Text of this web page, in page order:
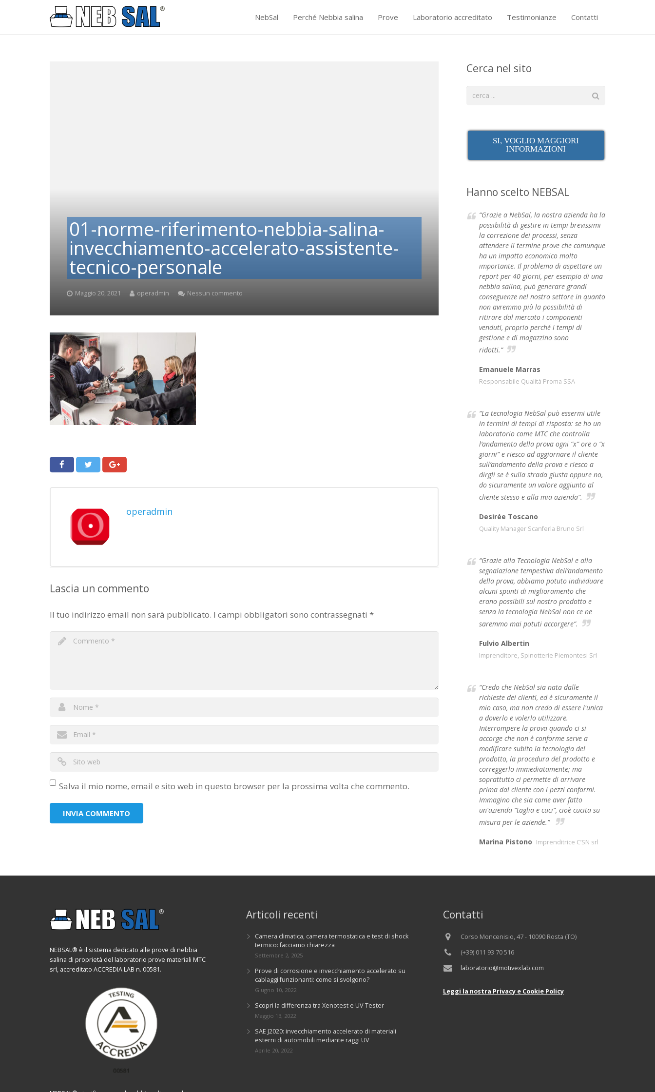
NebSal Perché Nebbia salina Prove Laboratorio accreditato Testimonianze Contatti
01-norme-riferimento-nebbia-salina-
invecchiamento-accelerato-assistente-
tecnico-personale
Maggio 20, 2021 operadmin Nessun commento
operadmin
Lascia un commento
Il tuo indirizzo email non sarà pubblicato. I campi obbligatori sono contrassegnati *
Salva il mio nome, email e sito web in questo browser per la prossima volta che commento.
Cerca nel sito
SI, VOGLIO MAGGIORI
INFORMAZIONI
Hanno scelto NEBSAL
“Grazie a NebSal, la nostra azienda ha la
possibilità di gestire in tempi brevissimi
la correzione dei processi, senza
attendere il termine prove che comunque
ha un impatto economico molto
importante. Il problema di aspettare un
report per 40 giorni, per esempio di una
nebbia salina, può generare grandi
conseguenze nel nostro settore in quanto
non avremmo più la possibilità di
ritirare dal mercato i componenti
venduti, proprio perché i tempi di
gestione e di magazzino sono
ridotti.”
Emanuele Marras
Responsabile Qualità Proma SSA
“La tecnologia NebSal può essermi utile
in termini di tempi di risposta: se ho un
laboratorio come MTC che controlla
l’andamento della prova ogni “x” ore o “x
giorni” e riesco ad aggiornare il cliente
sull’andamento della prova e riesco a
dirgli se è sulla strada giusta oppure no,
do sicuramente un valore aggiunto al
cliente stesso e alla mia azienda”.
Desirée Toscano
Quality Manager Scanferla Bruno Srl
“Grazie alla Tecnologia NebSal e alla
segnalazione tempestiva dell’andamento
della prova, abbiamo potuto individuare
alcuni spunti di miglioramento che
erano possibili sul nostro prodotto e
senza la tecnologia NebSal non ce ne
saremmo mai potuti accorgere”.
Fulvio Albertin
Imprenditore, Spinotterie Piemontesi Srl
“Credo che NebSal sia nata dalle
richieste dei clienti, ed è sicuramente il
mio caso, ma non credo di essere l'unica
a doverlo e volerlo utilizzare.
Interrompere la prova quando ci si
accorge che non è conforme serve a
modificare subito la tecnologia del
prodotto, la procedura del prodotto e
correggerlo immediatamente; ma
soprattutto ci permette di arrivare
prima dal cliente con i pezzi conformi.
Immagino che sia come aver fatto
un'azienda “taglia e cuci”, cioè cucita su
misura per le aziende.”
Marina Pistono Imprenditrice C’SN srl
NEBSAL® è il sistema dedicato alle prove di nebbia
salina di proprietà del laboratorio prove materiali MTC
srl, accreditato ACCREDIA LAB n. 00581.
Articoli recenti
Camera climatica, camera termostatica e test di shock
termico: facciamo chiarezza
Settembre 2, 2025
Prove di corrosione e invecchiamento accelerato su
cablaggi funzionanti: come si svolgono?
Giugno 10, 2022
Scopri la differenza tra Xenotest e UV Tester
Maggio 13, 2022
SAE J2020: invecchiamento accelerato di materiali
esterni di automobili mediante raggi UV
Aprile 20, 2022
Contatti
Corso Moncenisio, 47 - 10090 Rosta (TO)
(+39) 011 93 70 516
laboratorio@motivexlab.com
Leggi la nostra Privacy e Cookie Policy